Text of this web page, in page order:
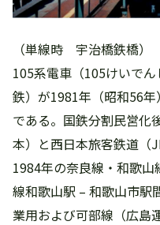
（単線時 宇治橋鉄橋）
105系電車（105けいで
鉄）が1981年（昭和56
である。国鉄分割民営化
本）と西日本旅客鉄道（
1984年の奈良線・和歌
線和歌山駅 – 和歌山市駅
業用および可部線（広島